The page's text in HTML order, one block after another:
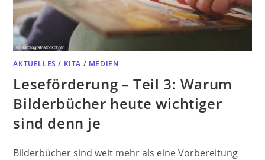
AKTUELLES / KITA / MEDIEN
Leseförderung – Teil 3: Warum
Bilderbücher heute wichtiger
sind denn je
Bilderbücher sind weit mehr als eine Vorbereitung